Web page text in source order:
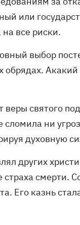
или
на все риски.
выбор
обрядах.
веры святого
сломила ни
духовную
других
смерти.
Его казнь